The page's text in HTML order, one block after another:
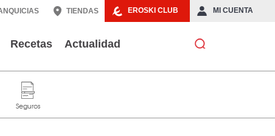
EROSKI CLUB MI CUENTA
TIENDAS
Recetas Actualidad